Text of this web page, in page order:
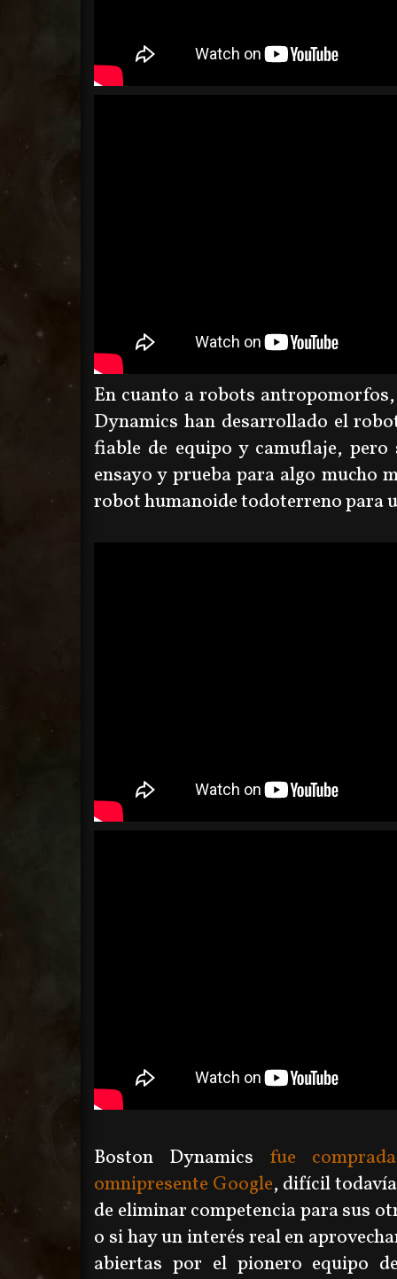
En cuanto a robots
Dynamics han desarrollado el
fiable de equipo y camuflaje,
ensayo y prueba para algo mucho
robot humanoide todoterreno para
Boston Dynamics fue
omnipresente Google, difícil
de eliminar competencia para sus
o si hay un interés real en
abiertas por el pionero equipo